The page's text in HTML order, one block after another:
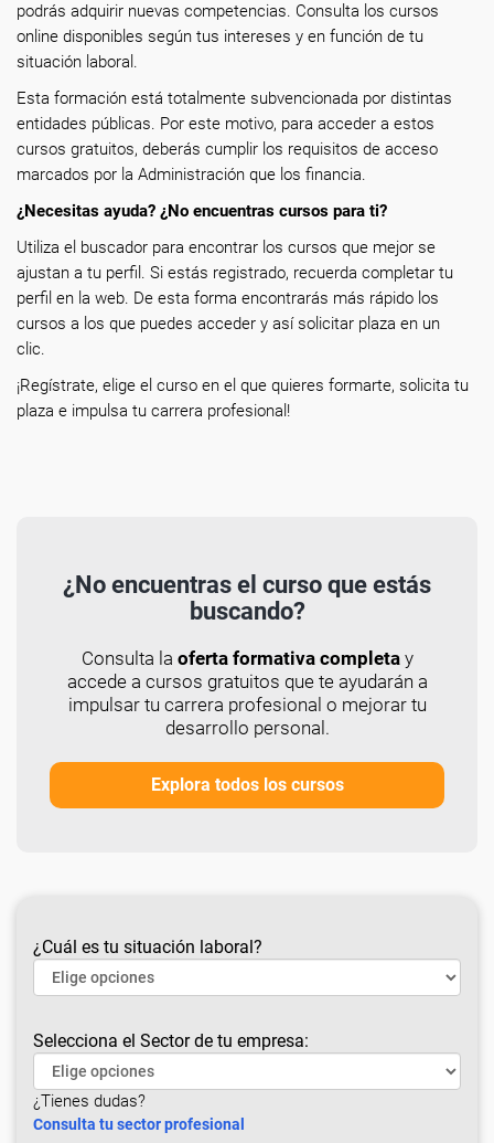
podrás adquirir nuevas competencias. Consulta los cursos
online disponibles según tus intereses y en función de tu
situación laboral.
Esta formación está totalmente subvencionada por distintas
entidades públicas. Por este motivo, para acceder a estos
cursos gratuitos, deberás cumplir los requisitos de acceso
marcados por la Administración que los financia.
¿Necesitas ayuda? ¿No encuentras cursos para ti?
Utiliza el buscador para encontrar los cursos que mejor se
ajustan a tu perfil. Si estás registrado, recuerda completar tu
perfil en la web. De esta forma encontrarás más rápido los
cursos a los que puedes acceder y así solicitar plaza en un
clic.
¡Regístrate, elige el curso en el que quieres formarte, solicita tu
plaza e impulsa tu carrera profesional!
¿No encuentras el curso que estás
buscando?
Consulta la oferta formativa completay
accede a cursos gratuitos que te ayudarán a
impulsar tu carrera profesional o mejorar tu
desarrollo personal.
Explora todos los cursos
¿Cuál es tu situación laboral?
Selecciona el Sector de tu empresa:
¿Tienes dudas?
Consulta tu sector profesional